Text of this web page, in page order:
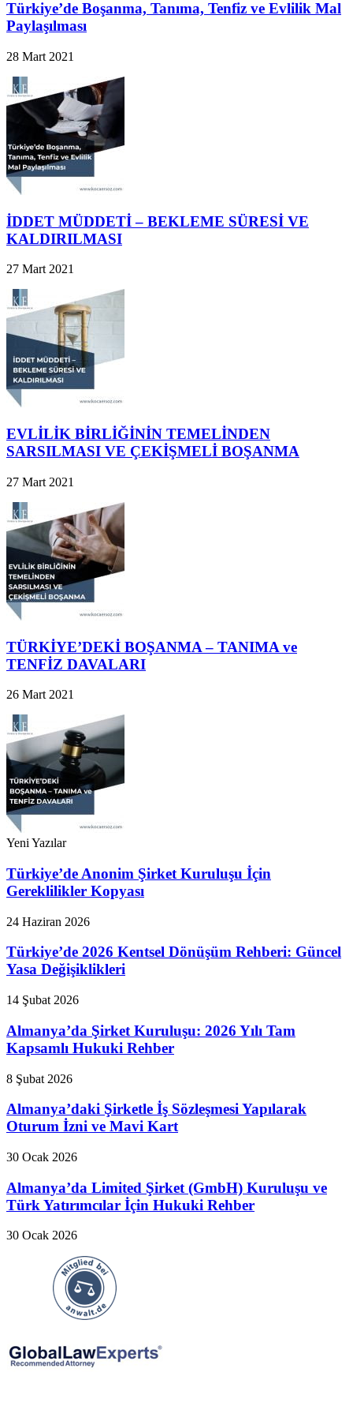
Türkiye’de Boşanma, Tanıma, Tenfiz ve Evlilik Mal
Paylaşılması
28 Mart 2021
İDDET MÜDDETİ – BEKLEME SÜRESİ VE
KALDIRILMASI
27 Mart 2021
EVLİLİK BİRLİĞİNİN TEMELİNDEN
SARSILMASI VE ÇEKİŞMELİ BOŞANMA
27 Mart 2021
TÜRKİYE’DEKİ BOŞANMA – TANIMA ve
TENFİZ DAVALARI
26 Mart 2021
Yeni Yazılar
Türkiye’de Anonim Şirket Kuruluşu İçin
Gereklilikler Kopyası
24 Haziran 2026
Türkiye’de 2026 Kentsel Dönüşüm Rehberi: Güncel
Yasa Değişiklikleri
14 Şubat 2026
Almanya’da Şirket Kuruluşu: 2026 Yılı Tam
Kapsamlı Hukuki Rehber
8 Şubat 2026
Almanya’daki Şirketle İş Sözleşmesi Yapılarak
Oturum İzni ve Mavi Kart
30 Ocak 2026
Almanya’da Limited Şirket (GmbH) Kuruluşu ve
Türk Yatırımcılar İçin Hukuki Rehber
30 Ocak 2026